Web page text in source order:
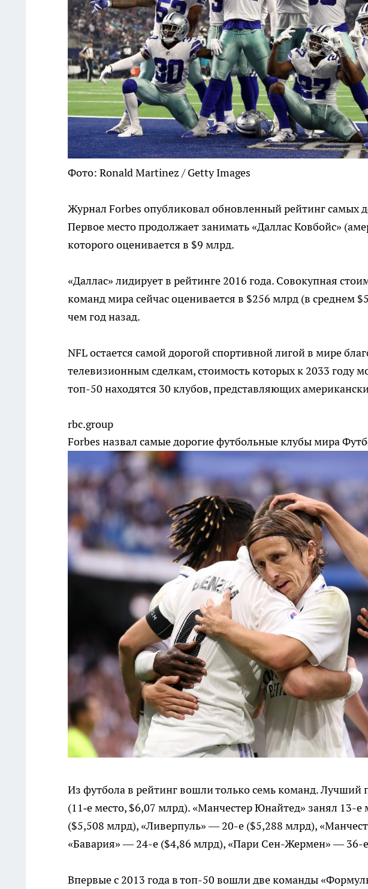
Фото: Ronald Martinez / Getty Images
Журнал Forbes опубликовал обновленный рейтинг самых
Первое место продолжает занимать «Даллас Ковбойс»
которого оценивается в $9 млрд.
«Даллас» лидирует в рейтинге 2016 года. Совокупная
команд мира сейчас оценивается в $256 млрд (в среднем
чем год назад.
NFL остается самой дорогой спортивной лигой в мире
телевизионным сделкам, стоимость которых к 2033 году
топ-50 находятся 30 клубов, представляющих
rbc.group
Forbes назвал самые дорогие футбольные клубы мира
Из футбола в рейтинг вошли только семь команд. Лучший
(11‑е место, $6,07 млрд). «Манчестер Юнайтед» занял 13-
($5,508 млрд), «Ливерпуль» — 20-е ($5,288 млрд),
«Бавария» — 24-е ($4,86 млрд), «Пари Сен-Жермен» — 36-
Впервые с 2013 года в топ-50 вошли две команды